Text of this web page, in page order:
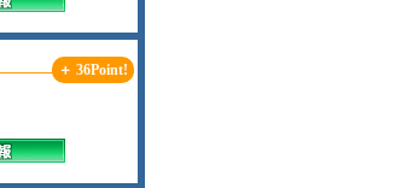
＋ 36Point!